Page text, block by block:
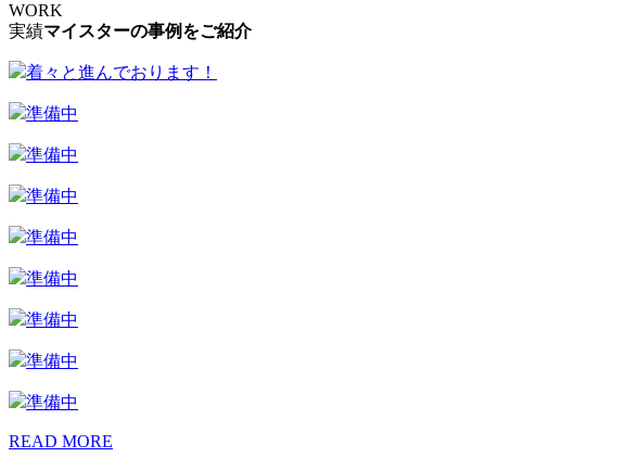
WORK
実績マイスターの事例をご紹介
着々と進んでおります！
準備中
準備中
準備中
準備中
準備中
準備中
準備中
準備中
READ MORE